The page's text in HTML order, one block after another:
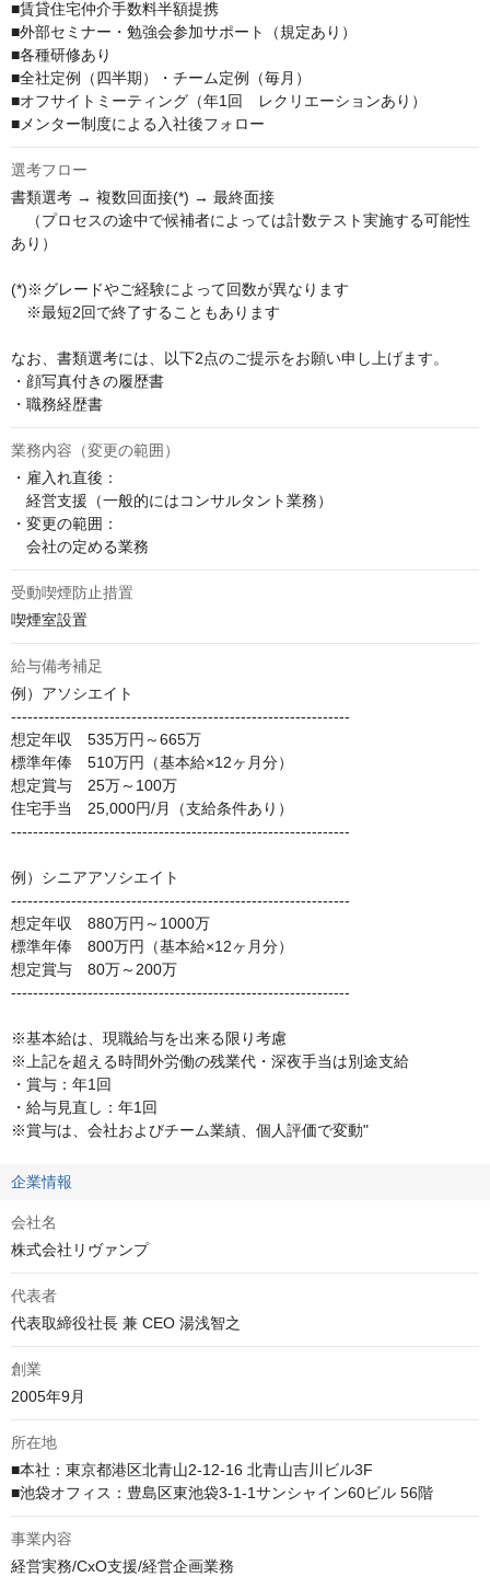
■賃貸住宅仲介手数料半額提携
■外部セミナー・勉強会参加サポート（規定あり）
■各種研修あり
■全社定例（四半期）・チーム定例（毎月）
■オフサイトミーティング（年1回　レクリエーションあり）
■メンター制度による入社後フォロー
選考フロー
書類選考 → 複数回面接(*) → 最終面接
（プロセスの途中で候補者によっては計数テスト実施する可能性
あり）
(*)※グレードやご経験によって回数が異なります
※最短2回で終了することもあります
なお、書類選考には、以下2点のご提示をお願い申し上げます。
・顔写真付きの履歴書
・職務経歴書
業務内容（変更の範囲）
・雇入れ直後：
経営支援（一般的にはコンサルタント業務）
・変更の範囲：
会社の定める業務
受動喫煙防止措置
喫煙室設置
給与備考補足
例）アソシエイト
--------------------------------------------------------------
想定年収　535万円～665万
標準年俸　510万円（基本給×12ヶ月分）
想定賞与　25万～100万
住宅手当　25,000円/月（支給条件あり）
--------------------------------------------------------------
例）シニアアソシエイト
--------------------------------------------------------------
想定年収　880万円～1000万
標準年俸　800万円（基本給×12ヶ月分）
想定賞与　80万～200万
--------------------------------------------------------------
※基本給は、現職給与を出来る限り考慮
※上記を超える時間外労働の残業代・深夜手当は別途支給
・賞与：年1回
・給与見直し：年1回
※賞与は、会社およびチーム業績、個人評価で変動"
企業情報
会社名
株式会社リヴァンプ
代表者
代表取締役社長 兼 CEO 湯浅智之
創業
2005年9月
所在地
■本社：東京都港区北青山2-12-16 北青山吉川ビル3F
事業内容
経営実務/CxO支援/経営企画業務